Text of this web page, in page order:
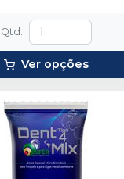
Qtd :
Ver opções